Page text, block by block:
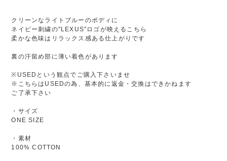
クリーンなライトブルーのボディに
ネイビー刺繍の"LEXUS"ロゴが映えるこちら
柔かな色味はリラックス感ある仕上がりです
裏の汗留め部に薄い着色があります
※USEDという観点でご購入下さいませ
※こちらはUSEDの為、基本的に返金・交換はできかねます
ご了承下さい
・サイズ
ONE SIZE
・素材
100% COTTON